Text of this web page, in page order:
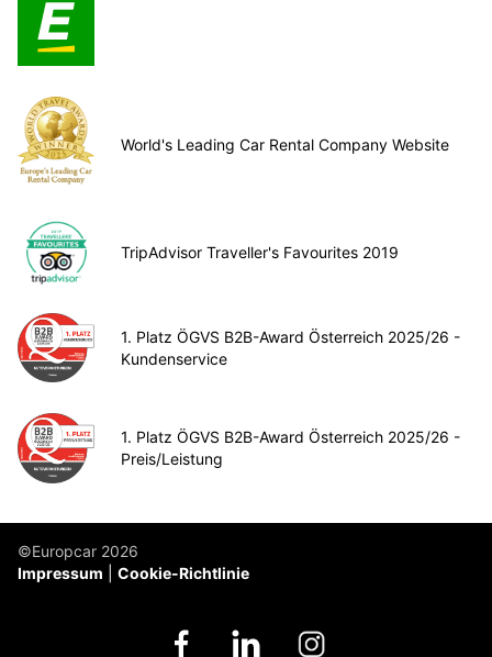
World's Leading Car Rental Company Website
TripAdvisor Traveller's Favourites 2019
1. Platz ÖGVS B2B-Award Österreich 2025/26 -
Kundenservice
1. Platz ÖGVS B2B-Award Österreich 2025/26 -
Preis/Leistung
©Europcar 2026
Impressum
Cookie-Richtlinie